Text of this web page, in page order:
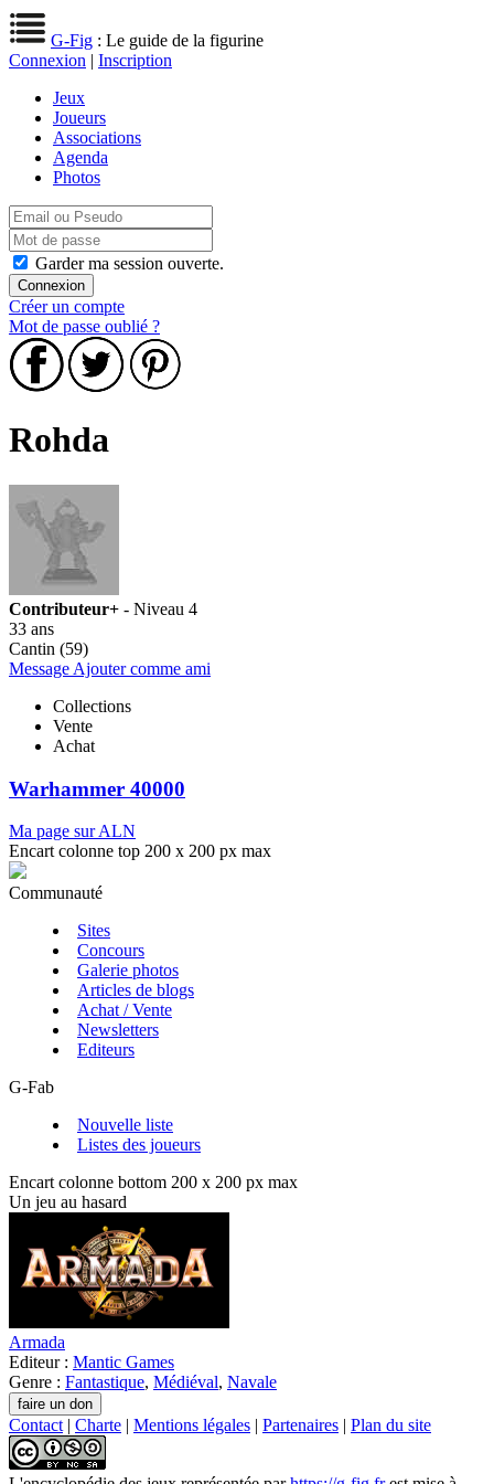
G-Fig : Le guide de la figurine
Connexion | Inscription
Jeux
Joueurs
Associations
Agenda
Photos
Garder ma session ouverte.
Créer un compte
Mot de passe oublié ?
Rohda
Contributeur+ - Niveau 4
33 ans
Cantin (59)
Message Ajouter comme ami
Collections
Vente
Achat
Warhammer 40000
Ma page sur ALN
Encart colonne top 200 x 200 px max
Communauté
Sites
Concours
Galerie photos
Articles de blogs
Achat / Vente
Newsletters
Editeurs
G-Fab
Nouvelle liste
Listes des joueurs
Encart colonne bottom 200 x 200 px max
Un jeu au hasard
Armada
Editeur : Mantic Games
Genre : Fantastique, Médiéval, Navale
Contact | Charte | Mentions légales | Partenaires | Plan du site